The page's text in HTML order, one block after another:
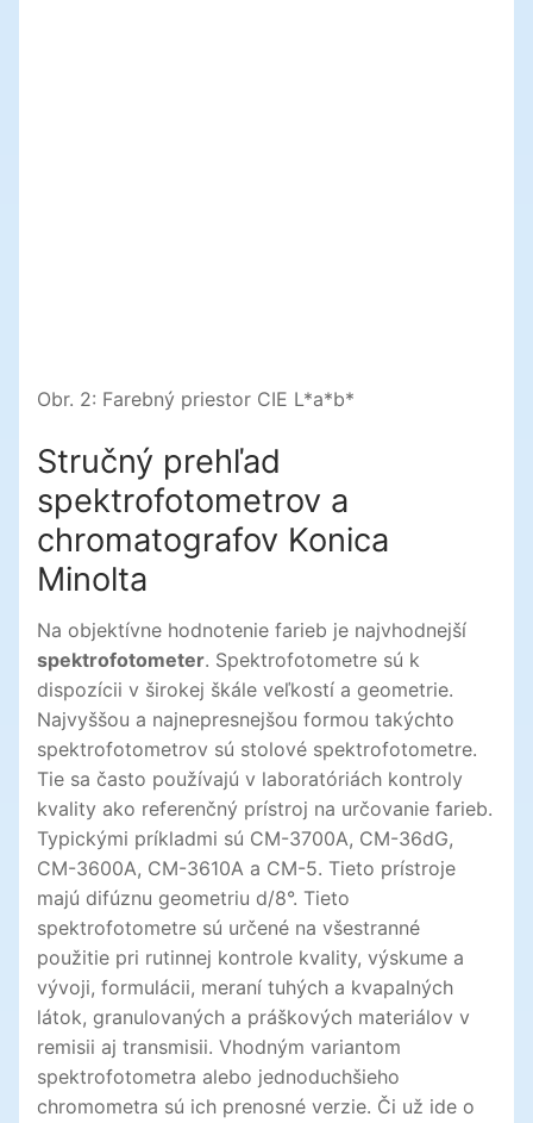
Obr. 2: Farebný priestor CIE L*a*b*
Stručný prehľad
spektrofotometrov a
chromatografov Konica
Minolta
Na objektívne hodnotenie farieb je najvhodnejší
spektrofotometer. Spektrofotometre sú k
dispozícii v širokej škále veľkostí a geometrie.
Najvyššou a najnepresnejšou formou takýchto
spektrofotometrov sú stolové spektrofotometre.
Tie sa často používajú v laboratóriách kontroly
kvality ako referenčný prístroj na určovanie farieb.
Typickými príkladmi sú CM-3700A, CM-36dG,
CM-3600A, CM-3610A a CM-5. Tieto prístroje
majú difúznu geometriu d/8°. Tieto
spektrofotometre sú určené na všestranné
použitie pri rutinnej kontrole kvality, výskume a
vývoji, formulácii, meraní tuhých a kvapalných
látok, granulovaných a práškových materiálov v
remisii aj transmisii. Vhodným variantom
spektrofotometra alebo jednoduchšieho
chromometra sú ich prenosné verzie. Či už ide o